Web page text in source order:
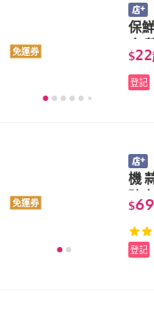
免運券
保
$22
登記
免運券
機
碎
$69
登記